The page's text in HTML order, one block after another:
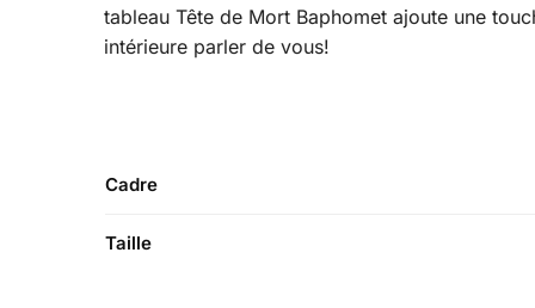
tableau Tête de Mort Baphomet ajoute une
intérieure parler de vous!
Cadre
Taille